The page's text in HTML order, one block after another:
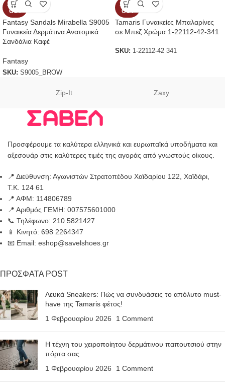
SOLD
OUT
Fantasy Sandals Mirabella S9005
Γυναικεία Δερμάτινα Ανατομικά
Σανδάλια Καφέ
Fantasy
SKU: S9005_BROW
SOLD
OUT
Tamaris Γυναικείες Μπαλαρίνες
σε Μπεζ Χρώμα 1-22112-42-341
SKU: 1-22112-42 341
Zip-It Zaxy
Προσφέρουμε τα καλύτερα ελληνικά και ευρωπαϊκά υποδήματα και
αξεσουάρ στις καλύτερες τιμές της αγοράς από γνωστούς οίκους.
📍 Διεύθυνση: Αγωνιστών Στρατοπέδου Χαϊδαρίου 122, Χαϊδάρι,
Τ.Κ. 124 61
📍 ΑΦΜ: 114806789
📍 Αριθμός ΓΕΜΗ: 007575601000
📞 Τηλέφωνο: 210 5821427
📱 Κινητό: 698 2264347
📧 Email: eshop@savelshoes.gr
ΠΡΟΣΦΑΤΑ POST
Λευκά Sneakers: Πώς να συνδυάσεις το απόλυτο must-
have της Tamaris φέτος!
1 Φεβρουαρίου 2026
1 Comment
Η τέχνη του χειροποίητου δερμάτινου παπουτσιού στην
πόρτα σας
1 Φεβρουαρίου 2026
1 Comment